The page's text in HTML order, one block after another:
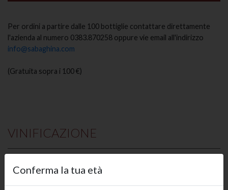
Per ordini a partire dalle 100 bottiglie contattare direttamente
l'azienda al numero 0383.870258 oppure vie email all'indirizzo
info@sabaghina.com
(Gratuita sopra i 100 €)
VINIFICAZIONE
mosto che si ottiene viene fermentato a temperatura controllata
( 18°C). Dopo il primo travaso viene conservato sur lie, a bassa
Conferma la tua età